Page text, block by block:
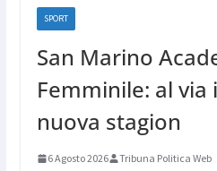
SPORT
San Marino
Femminile: al via
nuova stagion
6 Agosto 2026 Tribuna Politica Web